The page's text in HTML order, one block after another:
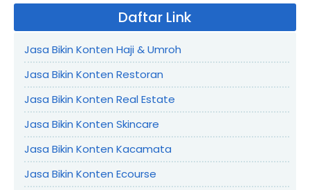
Daftar Link
Jasa Bikin Konten Haji & Umroh
Jasa Bikin Konten Restoran
Jasa Bikin Konten Real Estate
Jasa Bikin Konten Skincare
Jasa Bikin Konten Kacamata
Jasa Bikin Konten Ecourse